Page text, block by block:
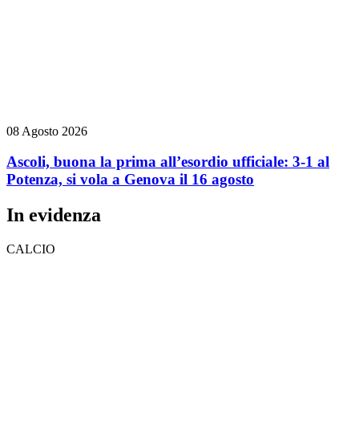
08 Agosto 2026
Ascoli, buona la prima all’esordio ufficiale: 3-1 al
Potenza, si vola a Genova il 16 agosto
In evidenza
CALCIO